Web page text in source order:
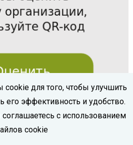
для того, чтобы улучшить
его эффективность и удобство.
с использованием
cookie